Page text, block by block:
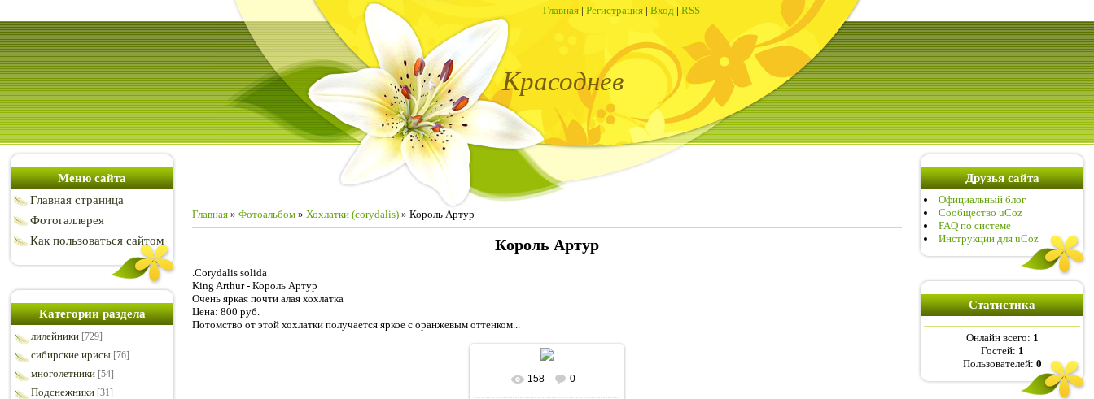
Главная | Регистрация | Вход | RSS
Красоднев
Меню сайта
Главная страница
Фотогаллерея
Как пользоваться сайтом
Категории раздела
лилейники [729]
сибирские ирисы [76]
многолетники [54]
Подснежники [31]
Главная » Фотоальбом » Хохлатки (corydalis) » Король Артур
Король Артур
.Corydalis solida
King Arthur - Король Артур
Очень яркая почти алая хохлатка
Цена: 800 руб.
Потомство от этой хохлатки получается яркое с оранжевым оттенком...
В реальном размере
158 0
Друзья сайта
Официальный блог
Сообщество uCoz
FAQ по системе
Инструкции для uCoz
Статистика
Онлайн всего: 1
Гостей: 1
Пользователей: 0